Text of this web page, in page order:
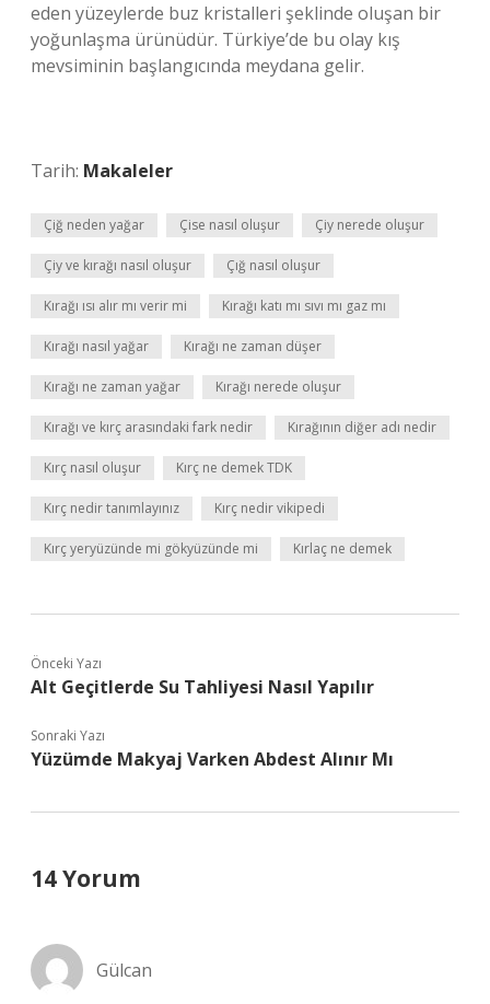
eden yüzeylerde buz kristalleri şeklinde oluşan bir
yoğunlaşma ürünüdür. Türkiye’de bu olay kış
mevsiminin başlangıcında meydana gelir.
Tarih: Makaleler
Çiğ neden yağar Çise nasıl oluşur Çiy nerede oluşur
Çiy ve kırağı nasıl oluşur Çığ nasıl oluşur
Kırağı ısı alır mı verir mi Kırağı katı mı sıvı mı gaz mı
Kırağı nasıl yağar Kırağı ne zaman düşer
Kırağı ne zaman yağar Kırağı nerede oluşur
Kırağı ve kırç arasındaki fark nedir Kırağının diğer adı nedir
Kırç nasıl oluşur Kırç ne demek TDK
Kırç nedir tanımlayınız Kırç nedir vikipedi
Kırç yeryüzünde mi gökyüzünde mi Kırlaç ne demek
Önceki Yazı
Alt Geçitlerde Su Tahliyesi Nasıl Yapılır
Sonraki Yazı
Yüzümde Makyaj Varken Abdest Alınır Mı
14 Yorum
Gülcan